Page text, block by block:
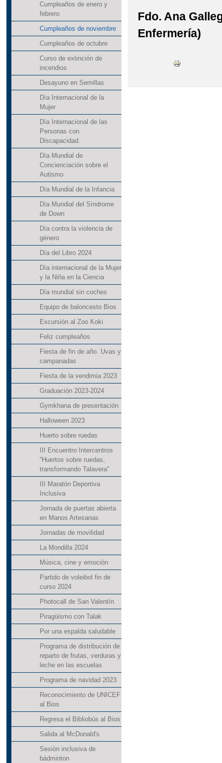
Cumpleaños de enero y
febrero
Cumpleaños de noviembre
Cumpleaños de octubre
Curso de extinción de
incendios
Desayuno en Semillas
Día Internacional de la
Mujer
Día Internacional de las
Personas con
Discapacidad.
Día Mundial de
Concienciación sobre el
Autismo
Día Mundial de la Infancia
Día Mundial del Síndrome
de Down
Día contra la violencia de
género
Día del Libro 2024
Día internacional de la Mujer
y la Niña en la Ciencia
Día mundial sin coches
Equipo de baloncesto Bios
Excursión al Zoo Koki
Feliz cumpleaños
Fiesta de fin de año. Uvas y
campanadas
Fiesta de la vendimia 2023
Graduación 2023-2024
Gymkhana de presentación
Halloween 2023
Huerto sobre ruedas
III Encuentro Intercentros
“Huertos sobre ruedas,
transformando Talavera"
III Maratón Deportiva
Inclusiva
Jornada de puertas abierta
en Manos Artesanas
Jornadas de movilidad
La Mondilla 2024
Música, cine y emoción
Partido de voleibol fin de
curso 2024
Photocall de San Valentín
Piragüismo con Talak
Por una espalda saludable
Programa de distribución de
reparto de frutas, verduras y
leche en las escuelas
Programa de navidad 2023
Reconocimiento de UNICEF
al Bios
Regresa el Bibliobús al Bios
Salida al McDonald's
Sesión inclusiva de
bádminton
Fdo. Ana
Enfermería)